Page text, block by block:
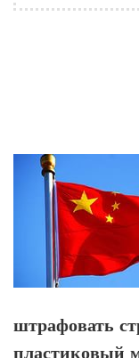
штрафовать
пластиковый